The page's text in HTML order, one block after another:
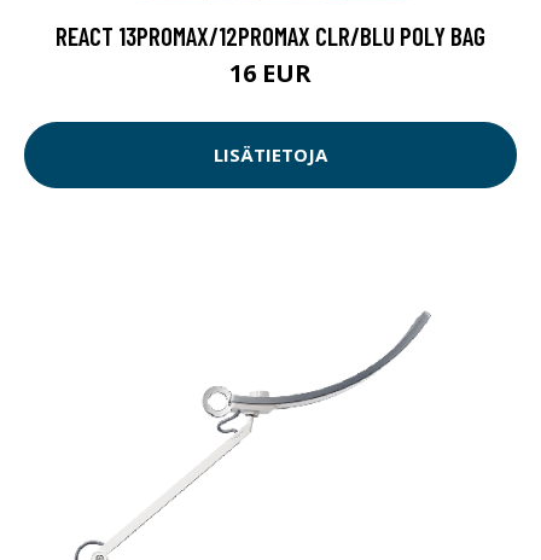
REACT 13PROMAX/12PROMAX CLR/BLU POLY BAG
16 EUR
LISÄTIETOJA